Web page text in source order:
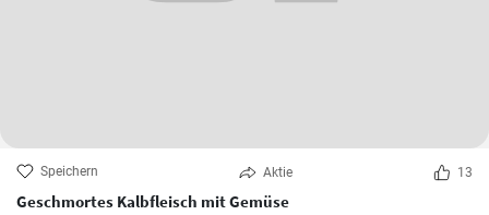
Speichern Aktie 13
Geschmortes Kalbfleisch mit Gemüse